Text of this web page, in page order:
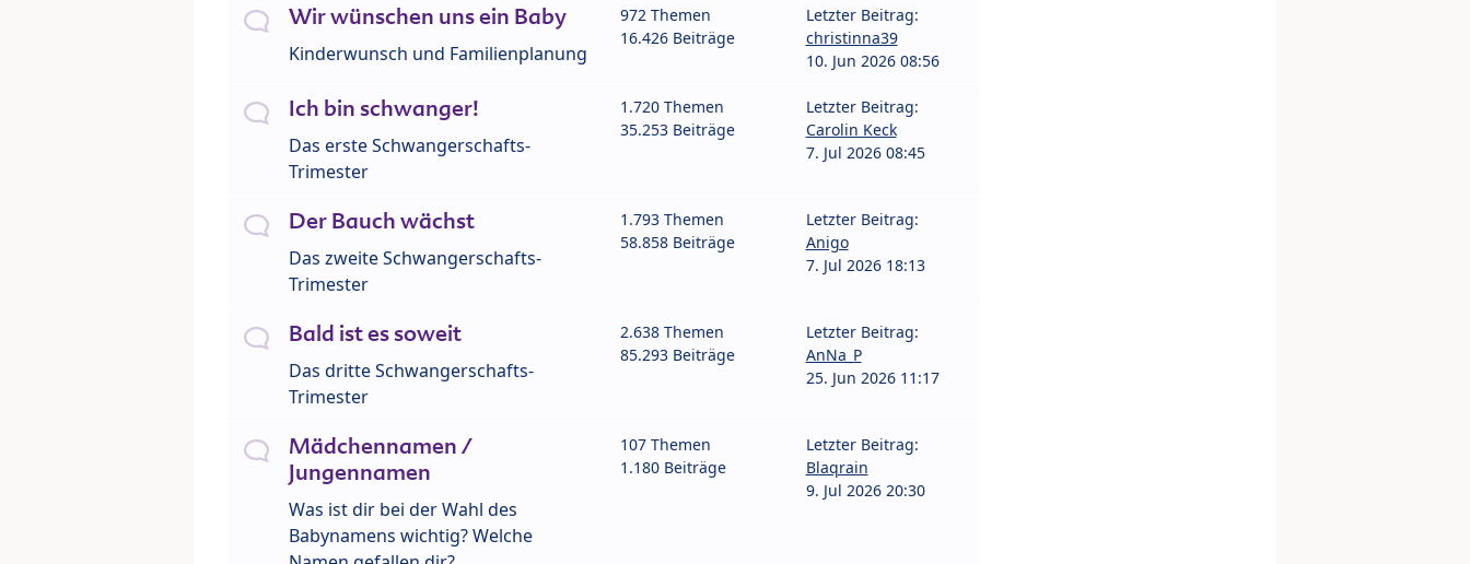
Wir wünschen uns ein Baby
Kinderwunsch und Familienplanung
972 Themen
16.426 Beiträge
Letzter Beitrag:
christinna39
10. Jun 2026 08:56
Ich bin schwanger!
Das erste Schwangerschafts-
Trimester
1.720 Themen
35.253 Beiträge
Letzter Beitrag:
Carolin Keck
7. Jul 2026 08:45
Der Bauch wächst
Das zweite Schwangerschafts-
Trimester
1.793 Themen
58.858 Beiträge
Letzter Beitrag:
Anigo
7. Jul 2026 18:13
Bald ist es soweit
Das dritte Schwangerschafts-
Trimester
2.638 Themen
85.293 Beiträge
Letzter Beitrag:
AnNa_P
25. Jun 2026 11:17
Mädchennamen /
Jungennamen
Was ist dir bei der Wahl des
Babynamens wichtig? Welche
107 Themen
1.180 Beiträge
Letzter Beitrag:
Blaqrain
9. Jul 2026 20:30